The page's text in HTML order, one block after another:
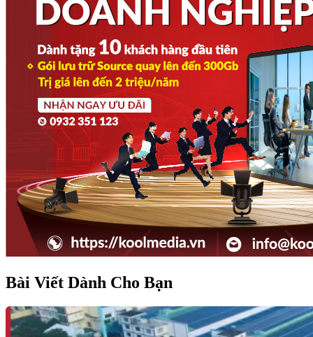
Bài Viết Dành Cho Bạn